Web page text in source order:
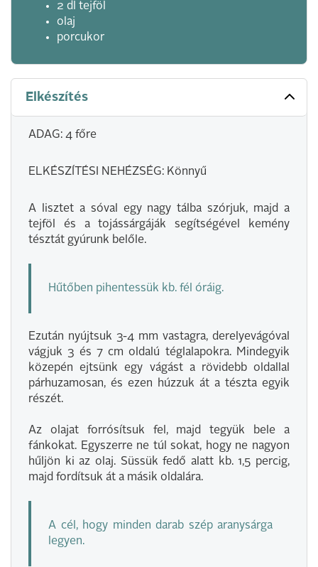
2 dl tejföl
olaj
porcukor
Elkészítés
ADAG: 4 főre
ELKÉSZÍTÉSI NEHÉZSÉG: Könnyű
A lisztet a sóval egy nagy tálba szórjuk, majd a
tejföl és a tojássárgáják segítségével kemény
tésztát gyúrunk belőle.
Hűtőben pihentessük kb. fél óráig.
Ezután nyújtsuk 3-4 mm vastagra, derelyevágóval
vágjuk 3 és 7 cm oldalú téglalapokra. Mindegyik
közepén ejtsünk egy vágást a rövidebb oldallal
párhuzamosan, és ezen húzzuk át a tészta egyik
részét.
Az olajat forrósítsuk fel, majd tegyük bele a
fánkokat. Egyszerre ne túl sokat, hogy ne nagyon
hűljön ki az olaj. Süssük fedő alatt kb. 1,5 percig,
majd fordítsuk át a másik oldalára.
A cél, hogy minden darab szép aranysárga
legyen.